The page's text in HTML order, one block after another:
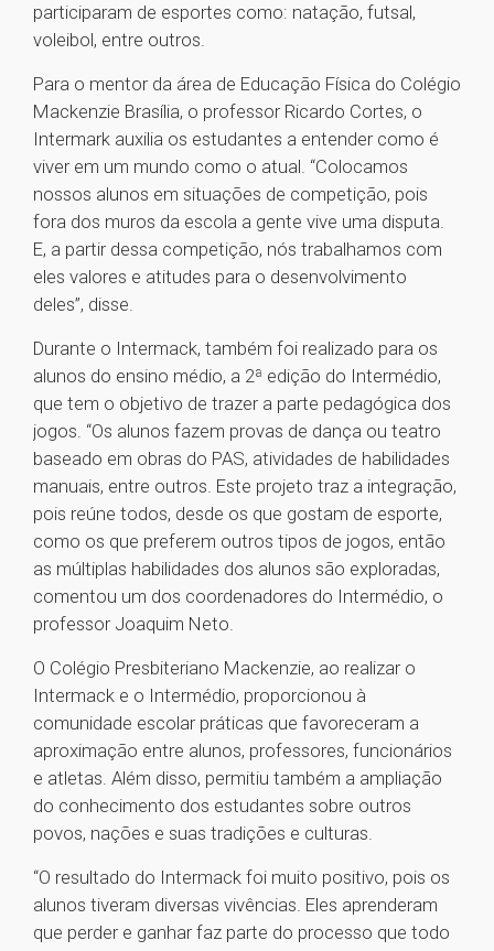
participaram de esportes como: natação, futsal,
voleibol, entre outros.
Para o mentor da área de Educação Física do Colégio
Mackenzie Brasília, o professor Ricardo Cortes, o
Intermark auxilia os estudantes a entender como é
viver em um mundo como o atual. “Colocamos
nossos alunos em situações de competição, pois
fora dos muros da escola a gente vive uma disputa.
E, a partir dessa competição, nós trabalhamos com
eles valores e atitudes para o desenvolvimento
deles”, disse.
Durante o Intermack, também foi realizado para os
alunos do ensino médio, a 2ª edição do Intermédio,
que tem o objetivo de trazer a parte pedagógica dos
jogos. “Os alunos fazem provas de dança ou teatro
baseado em obras do PAS, atividades de habilidades
manuais, entre outros. Este projeto traz a integração,
pois reúne todos, desde os que gostam de esporte,
como os que preferem outros tipos de jogos, então
as múltiplas habilidades dos alunos são exploradas,
comentou um dos coordenadores do Intermédio, o
professor Joaquim Neto.
O Colégio Presbiteriano Mackenzie, ao realizar o
Intermack e o Intermédio, proporcionou à
comunidade escolar práticas que favoreceram a
aproximação entre alunos, professores, funcionários
e atletas. Além disso, permitiu também a ampliação
do conhecimento dos estudantes sobre outros
povos, nações e suas tradições e culturas.
“O resultado do Intermack foi muito positivo, pois os
alunos tiveram diversas vivências. Eles aprenderam
que perder e ganhar faz parte do processo que todo